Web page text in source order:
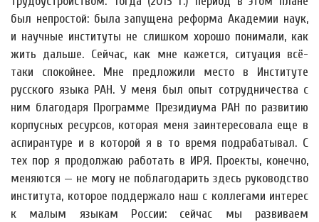
был непростой: была запущена реформа Академии наук,
и научные институты не слишком хорошо понимали, как
жить дальше. Сейчас, как мне кажется, ситуация всё-
таки спокойнее. Мне предложили место в Институте
русского языка РАН. У меня был опыт сотрудничества с
ним благодаря Программе Президиума РАН по развитию
корпусных ресурсов, которая меня заинтересовала еще в
аспирантуре и в которой я в то время подрабатывал. С
тех пор я продолжаю работать в ИРЯ. Проекты, конечно,
меняются — не могу не поблагодарить здесь руководство
института, которое поддержало наш с коллегами интерес
к малым языкам России: сейчас мы развиваем